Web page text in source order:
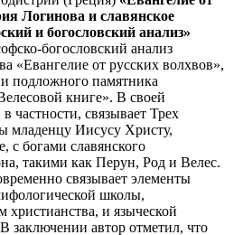
Логинова и славянское
и богословский анализ»
богословский анализ
«Евангелие от русских волхвов»,
подложного памятника
книге». В своей
частности, связывает Трех
младенцу Иисусу Христу,
с богами славянского
такими как Перун, Род и Велес.
связывает элементы
школы,
и языческой
заключении автор отметил, что